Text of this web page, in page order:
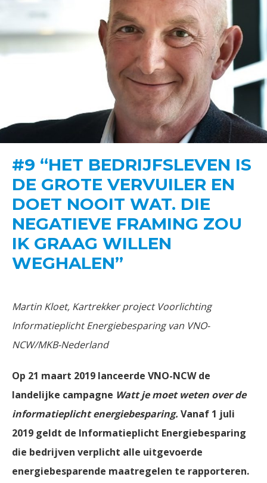
#9 “HET BEDRIJFSLEVEN IS
DE GROTE VERVUILER EN
DOET NOOIT WAT. DIE
NEGATIEVE FRAMING ZOU
IK GRAAG WILLEN
WEGHALEN”
Martin Kloet, Kartrekker project Voorlichting
Informatieplicht Energiebesparing van VNO-
NCW/MKB-Nederland
Op 21 maart 2019 lanceerde VNO-NCW de
landelijke campagne Watt je moet weten over de
informatieplicht energiebesparing. Vanaf 1 juli
2019 geldt de Informatieplicht Energiebesparing
die bedrijven verplicht alle uitgevoerde
energiebesparende maatregelen te rapporteren.